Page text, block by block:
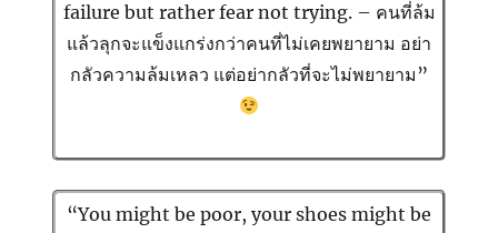
failure but rather fear not trying. – คนที่ล้ม
แล้วลุกจะแข็งแกร่งกว่าคนที่ไม่เคยพยายาม อย่า
กลัวความล้มเหลว แต่อย่ากลัวที่จะไม่พยายาม”
“You might be poor, your shoes might be